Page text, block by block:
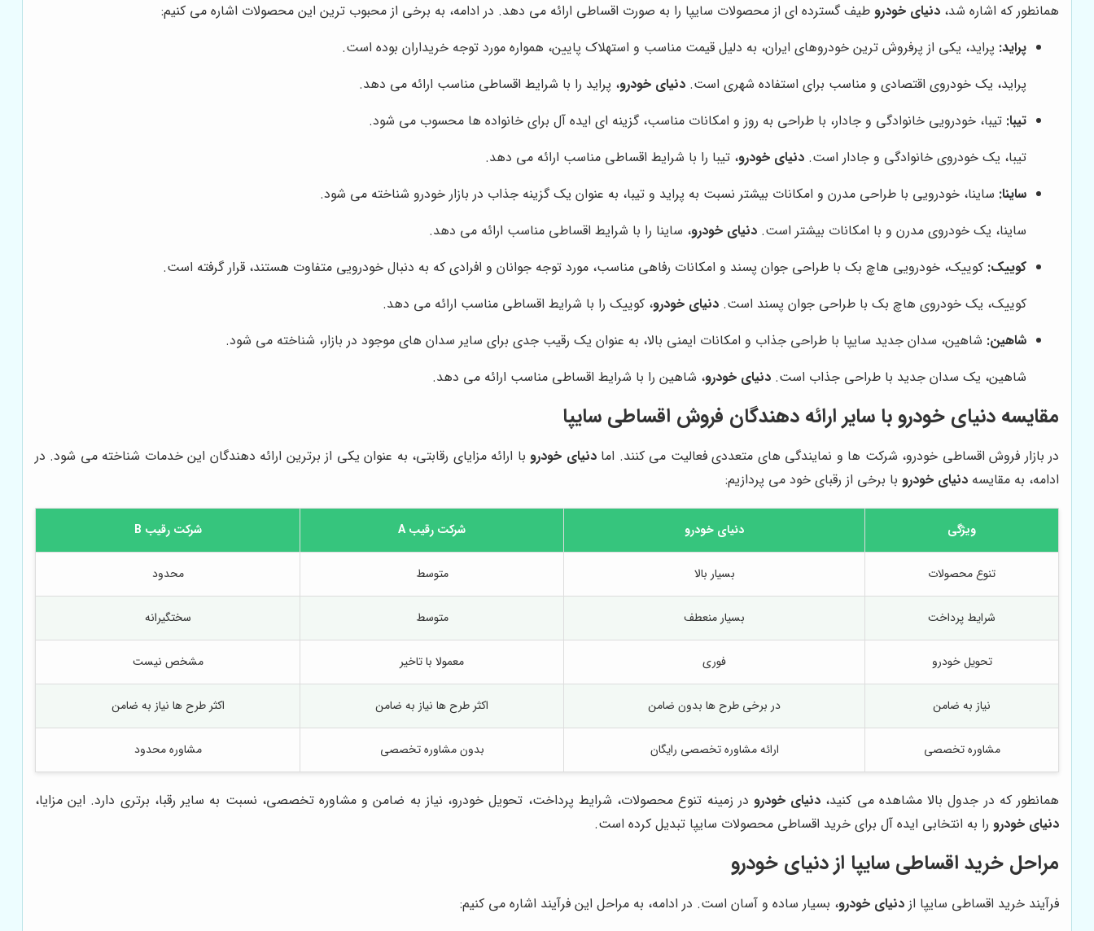
همانطور که اشاره شد، دنیای خودرو طیف گسترده ای از محصولات سایپا را به صورت اقساطی ارائه می دهد. در ادامه، به برخی از محبوب ترین این محصولات اشاره می کنیم:
پراید: پراید، یکی از پرفروش ترین خودروهای ایران، به دلیل قیمت مناسب و استهلاک پایین، همواره مورد توجه خریداران بوده است.
پراید، یک خودروی اقتصادی و مناسب برای استفاده شهری است. دنیای خودرو، پراید را با شرایط اقساطی مناسب ارائه می دهد.
تیبا: تیبا، خودرویی خانوادگی و جادار، با طراحی به روز و امکانات مناسب، گزینه ای ایده آل برای خانواده ها محسوب می شود.
تیبا، یک خودروی خانوادگی و جادار است. دنیای خودرو، تیبا را با شرایط اقساطی مناسب ارائه می دهد.
ساینا: ساینا، خودرویی با طراحی مدرن و امکانات بیشتر نسبت به پراید و تیبا، به عنوان یک گزینه جذاب در بازار خودرو شناخته می شود.
ساینا، یک خودروی مدرن و با امکانات بیشتر است. دنیای خودرو، ساینا را با شرایط اقساطی مناسب ارائه می دهد.
کوییک: کوییک، خودرویی هاچ بک با طراحی جوان پسند و امکانات رفاهی مناسب، مورد توجه جوانان و افرادی که به دنبال خودرویی متفاوت هستند، قرار گرفته است.
کوییک، یک خودروی هاچ بک با طراحی جوان پسند است. دنیای خودرو، کوییک را با شرایط اقساطی مناسب ارائه می دهد.
شاهین: شاهین، سدان جدید سایپا با طراحی جذاب و امکانات ایمنی بالا، به عنوان یک رقیب جدی برای سایر سدان های موجود در بازار، شناخته می شود.
شاهین، یک سدان جدید با طراحی جذاب است. دنیای خودرو، شاهین را با شرایط اقساطی مناسب ارائه می دهد.
مقایسه دنیای خودرو با سایر ارائه دهندگان فروش اقساطی سایپا
در بازار فروش اقساطی خودرو، شرکت ها و نمایندگی های متعددی فعالیت می کنند. امادنیای خودروبا ارائه مزایای رقابتی، به عنوان یکی از برترین ارائه دهندگان این خدمات شناخته می شود. در
ادامه، به مقایسه دنیای خودروبا برخی از رقبای خود می پردازیم:
ویژگی دنیای خودرو شرکت رقیب A شرکت رقیب B
تنوع محصولات بسیار بالا متوسط محدود
شرایط پرداخت بسیار منعطف متوسط سختگیرانه
تحویل خودرو فوری معمولا با تاخیر مشخص نیست
نیاز به ضامن در برخی طرح ها بدون ضامن اکثر طرح ها نیاز به ضامن اکثر طرح ها نیاز به ضامن
مشاوره تخصصی ارائه مشاوره تخصصی رایگان بدون مشاوره تخصصی مشاوره محدود
همانطور که در جدول بالا مشاهده می کنید، دنیای خودرودر زمینه تنوع محصولات، شرایط پرداخت، تحویل خودرو، نیاز به ضامن و مشاوره تخصصی، نسبت به سایر رقبا، برتری دارد. این مزایا،
دنیای خودرورا به انتخابی ایده آل برای خرید اقساطی محصولات سایپا تبدیل کرده است.
مراحل خرید اقساطی سایپا ازدنیای خودرو
فرآیند خرید اقساطی سایپا از دنیای خودرو، بسیار ساده و آسان است. در ادامه، به مراحل این فرآیند اشاره می کنیم: